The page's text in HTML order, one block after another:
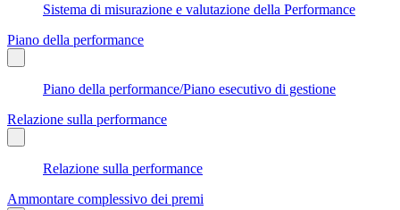
Sistema di misurazione e valutazione della Performance
Piano della performance
Piano della performance/Piano esecutivo di gestione
Relazione sulla performance
Relazione sulla performance
Ammontare complessivo dei premi